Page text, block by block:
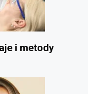
i metody